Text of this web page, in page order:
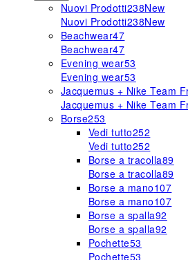
Nuovi Prodotti238New
Nuovi Prodotti238New
Beachwear47
Beachwear47
Evening wear53
Evening wear53
Jacquemus + Nike Team
Jacquemus + Nike Team
Borse253
Vedi tutto252
Vedi tutto252
Borse a tracolla89
Borse a tracolla89
Borse a mano107
Borse a mano107
Borse a spalla92
Borse a spalla92
Pochette53
Pochette53